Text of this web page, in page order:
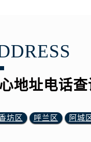
地址电话查
坊区 呼兰区 阿城